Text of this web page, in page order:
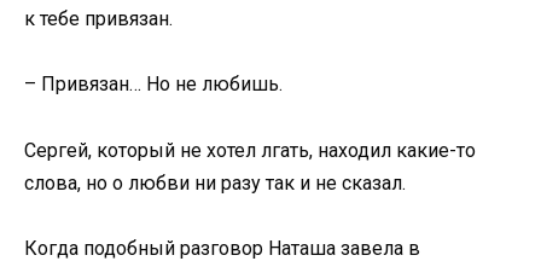
к тебе привязан.
– Привязан… Но не любишь.
Сергей, который не хотел лгать, находил какие-то
слова, но о любви ни разу так и не сказал.
Когда подобный разговор Наташа завела в